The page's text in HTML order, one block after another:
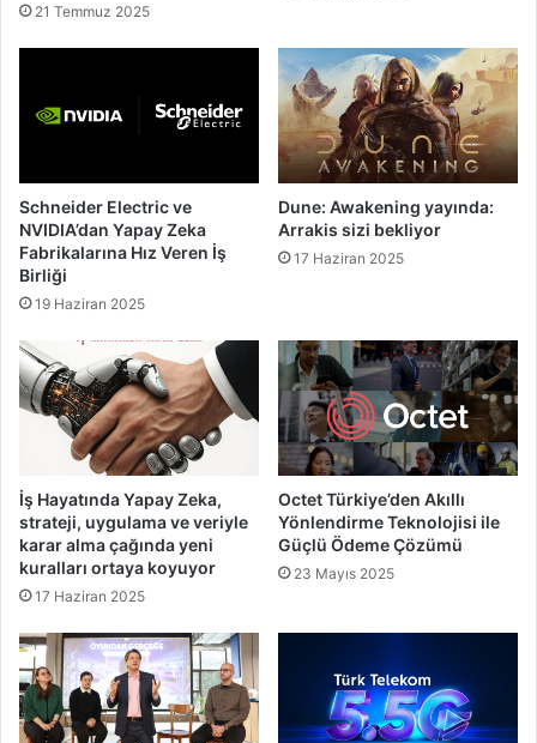
21 Temmuz 2025
Schneider Electric ve
NVIDIA’dan Yapay Zeka
Fabrikalarına Hız Veren İş
Birliği
19 Haziran 2025
Dune: Awakening yayında:
Arrakis sizi bekliyor
17 Haziran 2025
İş Hayatında Yapay Zeka,
strateji, uygulama ve veriyle
karar alma çağında yeni
kuralları ortaya koyuyor
17 Haziran 2025
Octet Türkiye’den Akıllı
Yönlendirme Teknolojisi ile
Güçlü Ödeme Çözümü
23 Mayıs 2025